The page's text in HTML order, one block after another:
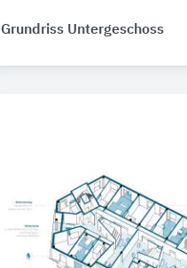
Grundriss Untergeschoss